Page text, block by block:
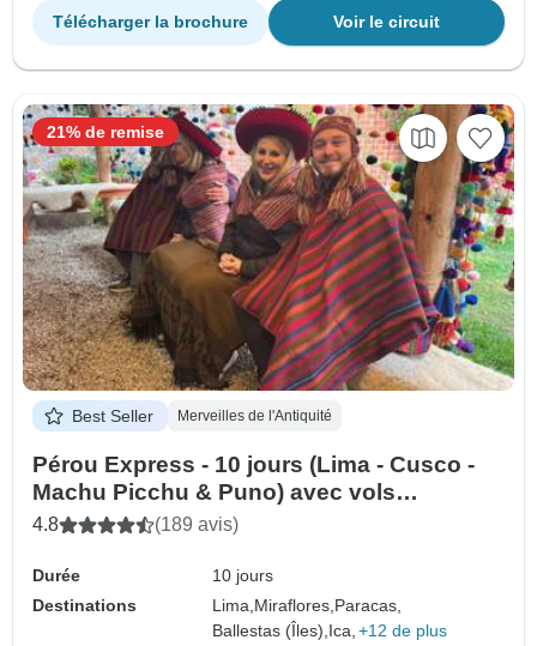
Voir le circuit
Télécharger la brochure
Best Seller Merveilles de l'Antiquité
Pérou Express - 10 jours (Lima - Cusco -
Machu Picchu & Puno) avec vols
intérieurs
4.8 (189 avis)
Durée
10 jours
Destinations
Lima, Miraflores, Paracas,
Ballestas (Îles), Ica, +12 de plus
21% de remise